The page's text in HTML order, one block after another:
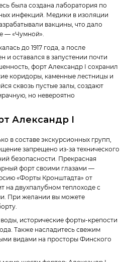
была создана лаборатория по
инфекций. Медики в изоляции
вакцины, что дало
— «Чумной».
до 1917 года, а после
оставался в запустении почти
форт Александр I сохранил
коридоры, каменные лестницы и
сквозь пустые залы, создают
но невероятно
Александр I
в составе экскурсионных групп,
запрещено из-за технического
безопасности. Прекрасная
форт своими глазами —
«Форты Кронштадта» от
на двухпалубном теплоходе с
При желании вы можете
исторические форты-крепости
Также насладитесь свежим
видами на просторы Финского